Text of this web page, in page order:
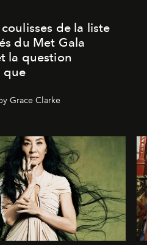
de la liste
du Met Gala
la question
que
Grace Clarke